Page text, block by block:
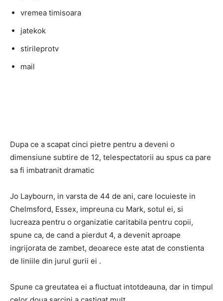
vremea timisoara
jatekok
stirileprotv
mail
Dupa ce a scapat cinci pietre pentru a deveni o
dimensiune subtire de 12, telespectatorii au spus ca pare
sa fi imbatranit dramatic
Jo Laybourn, in varsta de 44 de ani, care locuieste in
Chelmsford, Essex, impreuna cu Mark, sotul ei, si
lucreaza pentru o organizatie caritabila pentru copii,
spune ca, de cand a pierdut 4, a devenit aproape
ingrijorata de zambet, deoarece este atat de constienta
de liniile din jurul gurii ei .
Spune ca greutatea ei a fluctuat intotdeauna, dar in timpul